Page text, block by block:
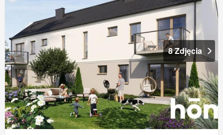
8 Zdjęcia